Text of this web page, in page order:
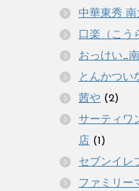
中華東秀 南
口楽（こう
おっけい_
とんかつい
茜や (2)
サーティワ
店 (1)
セブンイレ
ファミリー